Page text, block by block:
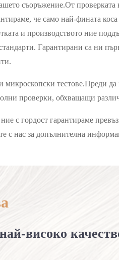
съоръжение.От проверката
че само най-фината
и производството ние
Гарантирани са ни
тестове.Преди
проверки, обхващащи
с гордост гарантираме
с нас за допълнителна
високо